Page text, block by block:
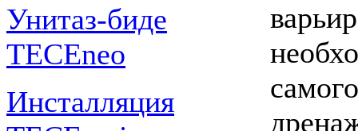
Унитаз-биде
TECEneo
Инсталляция